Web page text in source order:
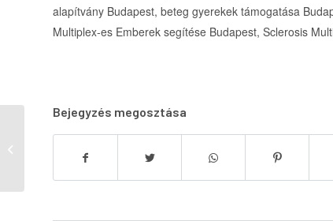
alapítvány Budapest, beteg gyerekek támogatása
Multiplex-es Emberek segítése Budapest, Sclerosis
Bejegyzés megosztása
reumatológus,